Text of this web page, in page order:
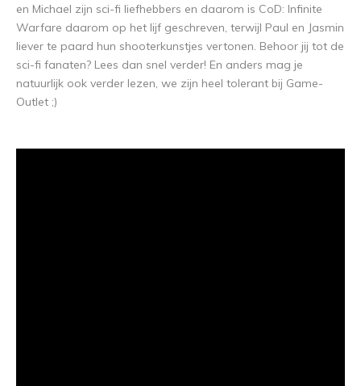
en Michael zijn sci-fi liefhebbers en daarom is CoD: Infinite
Warfare daarom op het lijf geschreven, terwijl Paul en Jasmin
liever te paard hun shooterkunstjes vertonen. Behoor jij tot de
sci-fi fanaten? Lees dan snel verder! En anders mag je
natuurlijk ook verder lezen, we zijn heel tolerant bij Game-
Outlet ;)